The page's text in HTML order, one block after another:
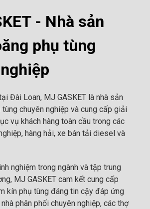
- Nhà sản
phụ tùng
Đài Loan, MJ GASKET là nhà sản
chuyên nghiệp và cung cấp giải
vụ khách hàng toàn cầu trong các
hàng hải, xe bán tải diesel và
nghiệm trong ngành và tập trung
MJ GASKET cam kết cung cấp
kín phụ tùng đáng tin cậy đáp ứng
phân phối chuyên nghiệp, các thợ